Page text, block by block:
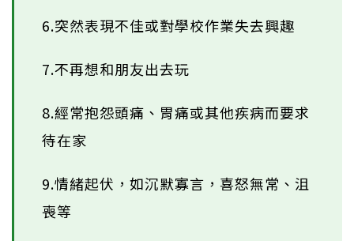
6.突然表現不佳或對學校作業失去興趣
7.不再想和朋友出去玩
8.經常抱怨頭痛、胃痛或其他疾病而要求
待在家
9.情緒起伏，如沉默寡言，喜怒無常、沮
喪等